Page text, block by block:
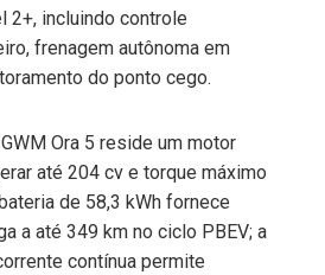
2+, incluindo controle
frenagem autônoma em
do ponto cego.
Ora 5 reside um motor
até 204 cv e torque máximo
de 58,3 kWh fornece
a até 349 km no ciclo PBEV; a
contínua permite